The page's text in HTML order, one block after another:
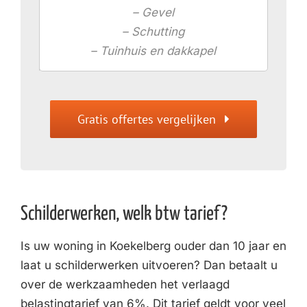
– Gevel
– Schutting
– Tuinhuis en dakkapel
Gratis offertes vergelijken
Schilderwerken, welk btw tarief?
Is uw woning in Koekelberg ouder dan 10 jaar en
laat u schilderwerken uitvoeren? Dan betaalt u
over de werkzaamheden het verlaagd
belastingtarief van 6%. Dit tarief geldt voor veel